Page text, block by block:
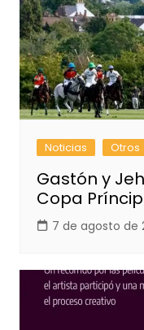
Noticias Otros
Gastón y
Copa
7 de agosto de